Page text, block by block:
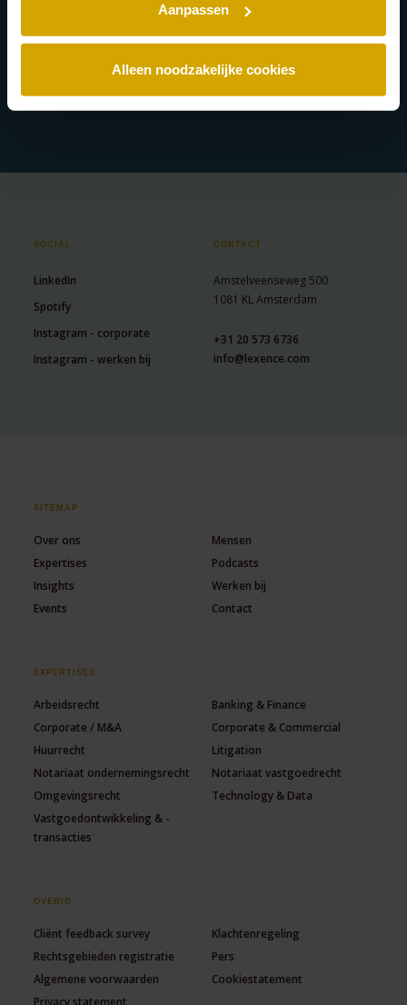
Aanpassen
Alleen noodzakelijke cookies
altijd op de hoogte van de laatste Lexence
nieuwtjes.
SOCIAL
LinkedIn
Spotify
Instagram - corporate
Instagram - werken bij
CONTACT
Amstelveenseweg 500
1081 KL Amsterdam
+31 20 573 6736
info@lexence.com
SITEMAP
Over ons
Mensen
Expertises
Podcasts
Insights
Werken bij
Events
Contact
EXPERTISES
Arbeidsrecht
Banking & Finance
Corporate / M&A
Corporate & Commercial
Huurrecht
Litigation
Notariaat ondernemingsrecht
Notariaat vastgoedrecht
Omgevingsrecht
Technology & Data
Vastgoedontwikkeling & -
transacties
OVERIG
Cliënt feedback survey
Klachtenregeling
Rechtsgebieden registratie
Pers
Algemene voorwaarden
Cookiestatement
Privacy statement